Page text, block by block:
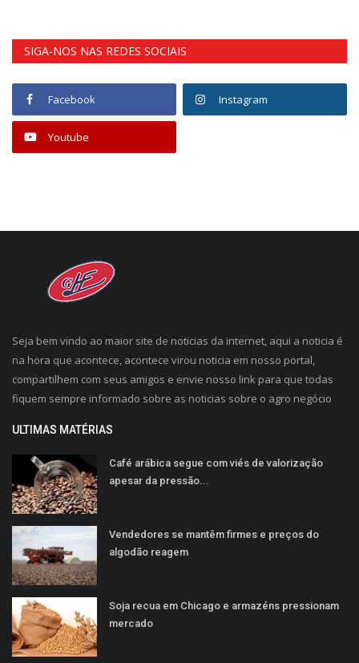
SIGA-NOS NAS REDES SOCIAIS
Facebook Instagram
Youtube
Seja bem vindo ao maior site de noticias da internet, aqui a noticia é
na hora que acontece, acontece virou noticia em nosso portal,
compartilhem com seus amigos e envie nosso link para que todas
fiquem sempre informado sobre as noticias sobre o agro negócio
ULTIMAS MATÉRIAS
Café arábica segue com viés de valorização
apesar da pressão...
Vendedores se mantêm firmes e preços do
algodão reagem
Soja recua em Chicago e armazéns pressionam
mercado